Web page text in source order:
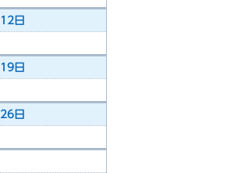
12日
19日
26日